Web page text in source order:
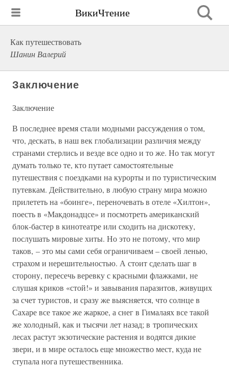
ВикиЧтение
Как путешествовать
Шанин Валерий
Заключение
Заключение
В последнее время стали модными рассуждения о том,
что, дескать, в наш век глобализации различия между
странами стерлись и везде все одно и то же. Но так могут
думать только те, кто путает самостоятельные
путешествия с поездками на курорты и по туристическим
путевкам. Действительно, в любую страну мира можно
прилететь на «боинге», переночевать в отеле «Хилтон»,
поесть в «Макдонадцсе» и посмотреть американский
блок-бастер в кинотеатре или сходить на дискотеку,
послушать мировые хиты. Но это не потому, что мир
таков, – это мы сами себя ограничиваем – своей ленью,
страхом и нерешительностью. А стоит сделать шаг в
сторону, пересечь веревку с красными флажками, не
слушая криков «стой!» и завывания паразитов, живущих
за счет туристов, и сразу же выясняется, что солнце в
Сахаре все такое же жаркое, а снег в Гималаях все такой
же холодный, как и тысячи лет назад; в тропических
лесах растут экзотические растения и водятся дикие
звери, и в мире осталось еще множество мест, куда не
ступала нога путешественника.